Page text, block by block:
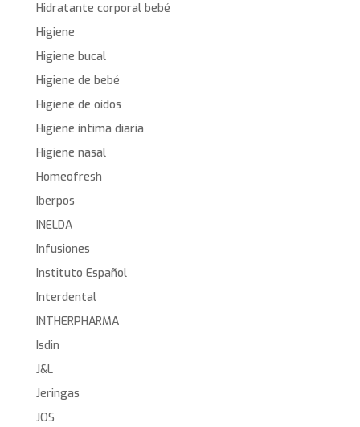
Hidratante corporal bebé
Higiene
Higiene bucal
Higiene de bebé
Higiene de oídos
Higiene íntima diaria
Higiene nasal
Homeofresh
Iberpos
INELDA
Infusiones
Instituto Español
Interdental
INTHERPHARMA
Isdin
J&L
Jeringas
JOS